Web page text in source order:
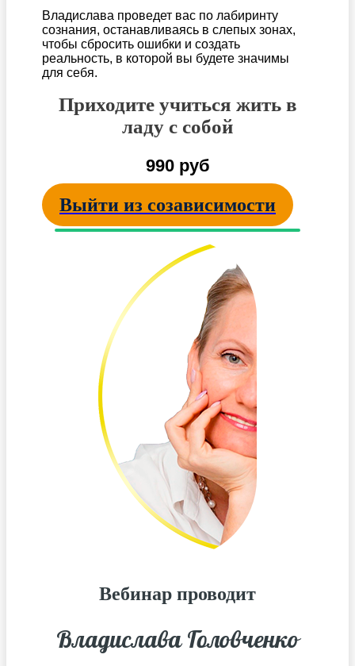
Владислава проведет вас по лабиринту
сознания, останавливаясь в слепых зонах,
чтобы сбросить ошибки и создать
реальность, в которой вы будете значимы
для себя.
Приходите учиться жить в
ладу с собой
990 руб
Выйти из созависимости
Вебинар проводит
Владислава Головченко